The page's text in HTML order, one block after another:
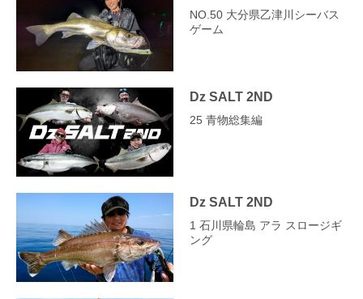
NO.50 大分県乙津川シーバス
ゲーム
Dz SALT 2ND
25 青物総集編
Dz SALT 2ND
1 石川県輪島 アラ スロージギ
ング